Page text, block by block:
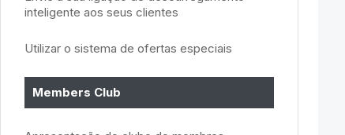
inteligente aos seus clientes
Utilizar o sistema de ofertas especiais
Members Club